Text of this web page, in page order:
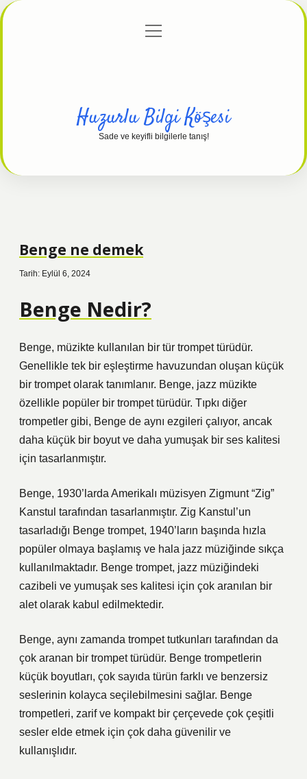
Gizlilik Politikası
menüyü
Huzurlu Bilgi Köşesi
Sade ve keyifli bilgilerle tanış!
Benge ne demek
Tarih: Eylül 6, 2024
Benge Nedir?
Benge, müzikte kullanılan bir tür trompet türüdür.
Genellikle tek bir eşleştirme havuzundan oluşan küçük
bir trompet olarak tanımlanır. Benge, jazz müzikte
özellikle popüler bir trompet türüdür. Tıpkı diğer
trompetler gibi, Benge de aynı ezgileri çalıyor, ancak
daha küçük bir boyut ve daha yumuşak bir ses kalitesi
için tasarlanmıştır.
Benge, 1930’larda Amerikalı müzisyen Zigmunt “Zig”
Kanstul tarafından tasarlanmıştır. Zig Kanstul’un
tasarladığı Benge trompet, 1940’ların başında hızla
popüler olmaya başlamış ve hala jazz müziğinde sıkça
kullanılmaktadır. Benge trompet, jazz müziğindeki
cazibeli ve yumuşak ses kalitesi için çok aranılan bir
alet olarak kabul edilmektedir.
Benge, aynı zamanda trompet tutkunları tarafından da
çok aranan bir trompet türüdür. Benge trompetlerin
küçük boyutları, çok sayıda türün farklı ve benzersiz
seslerinin kolayca seçilebilmesini sağlar. Benge
trompetleri, zarif ve kompakt bir çerçevede çok çeşitli
sesler elde etmek için çok daha güvenilir ve
kullanışlıdır.